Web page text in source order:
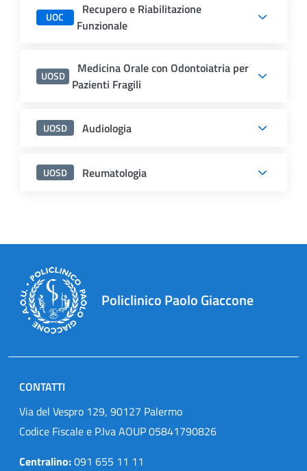
UOC
Recupero e Riabilitazione
Funzionale
UOSD
Medicina Orale con Odontoiatria per
Pazienti Fragili
UOSD Audiologia
UOSD Reumatologia
Policlinico Paolo Giaccone
CONTATTI
Via del Vespro 129, 90127 Palermo
Codice Fiscale e P.Iva AOUP 05841790826
Centralino:091 655 11 11